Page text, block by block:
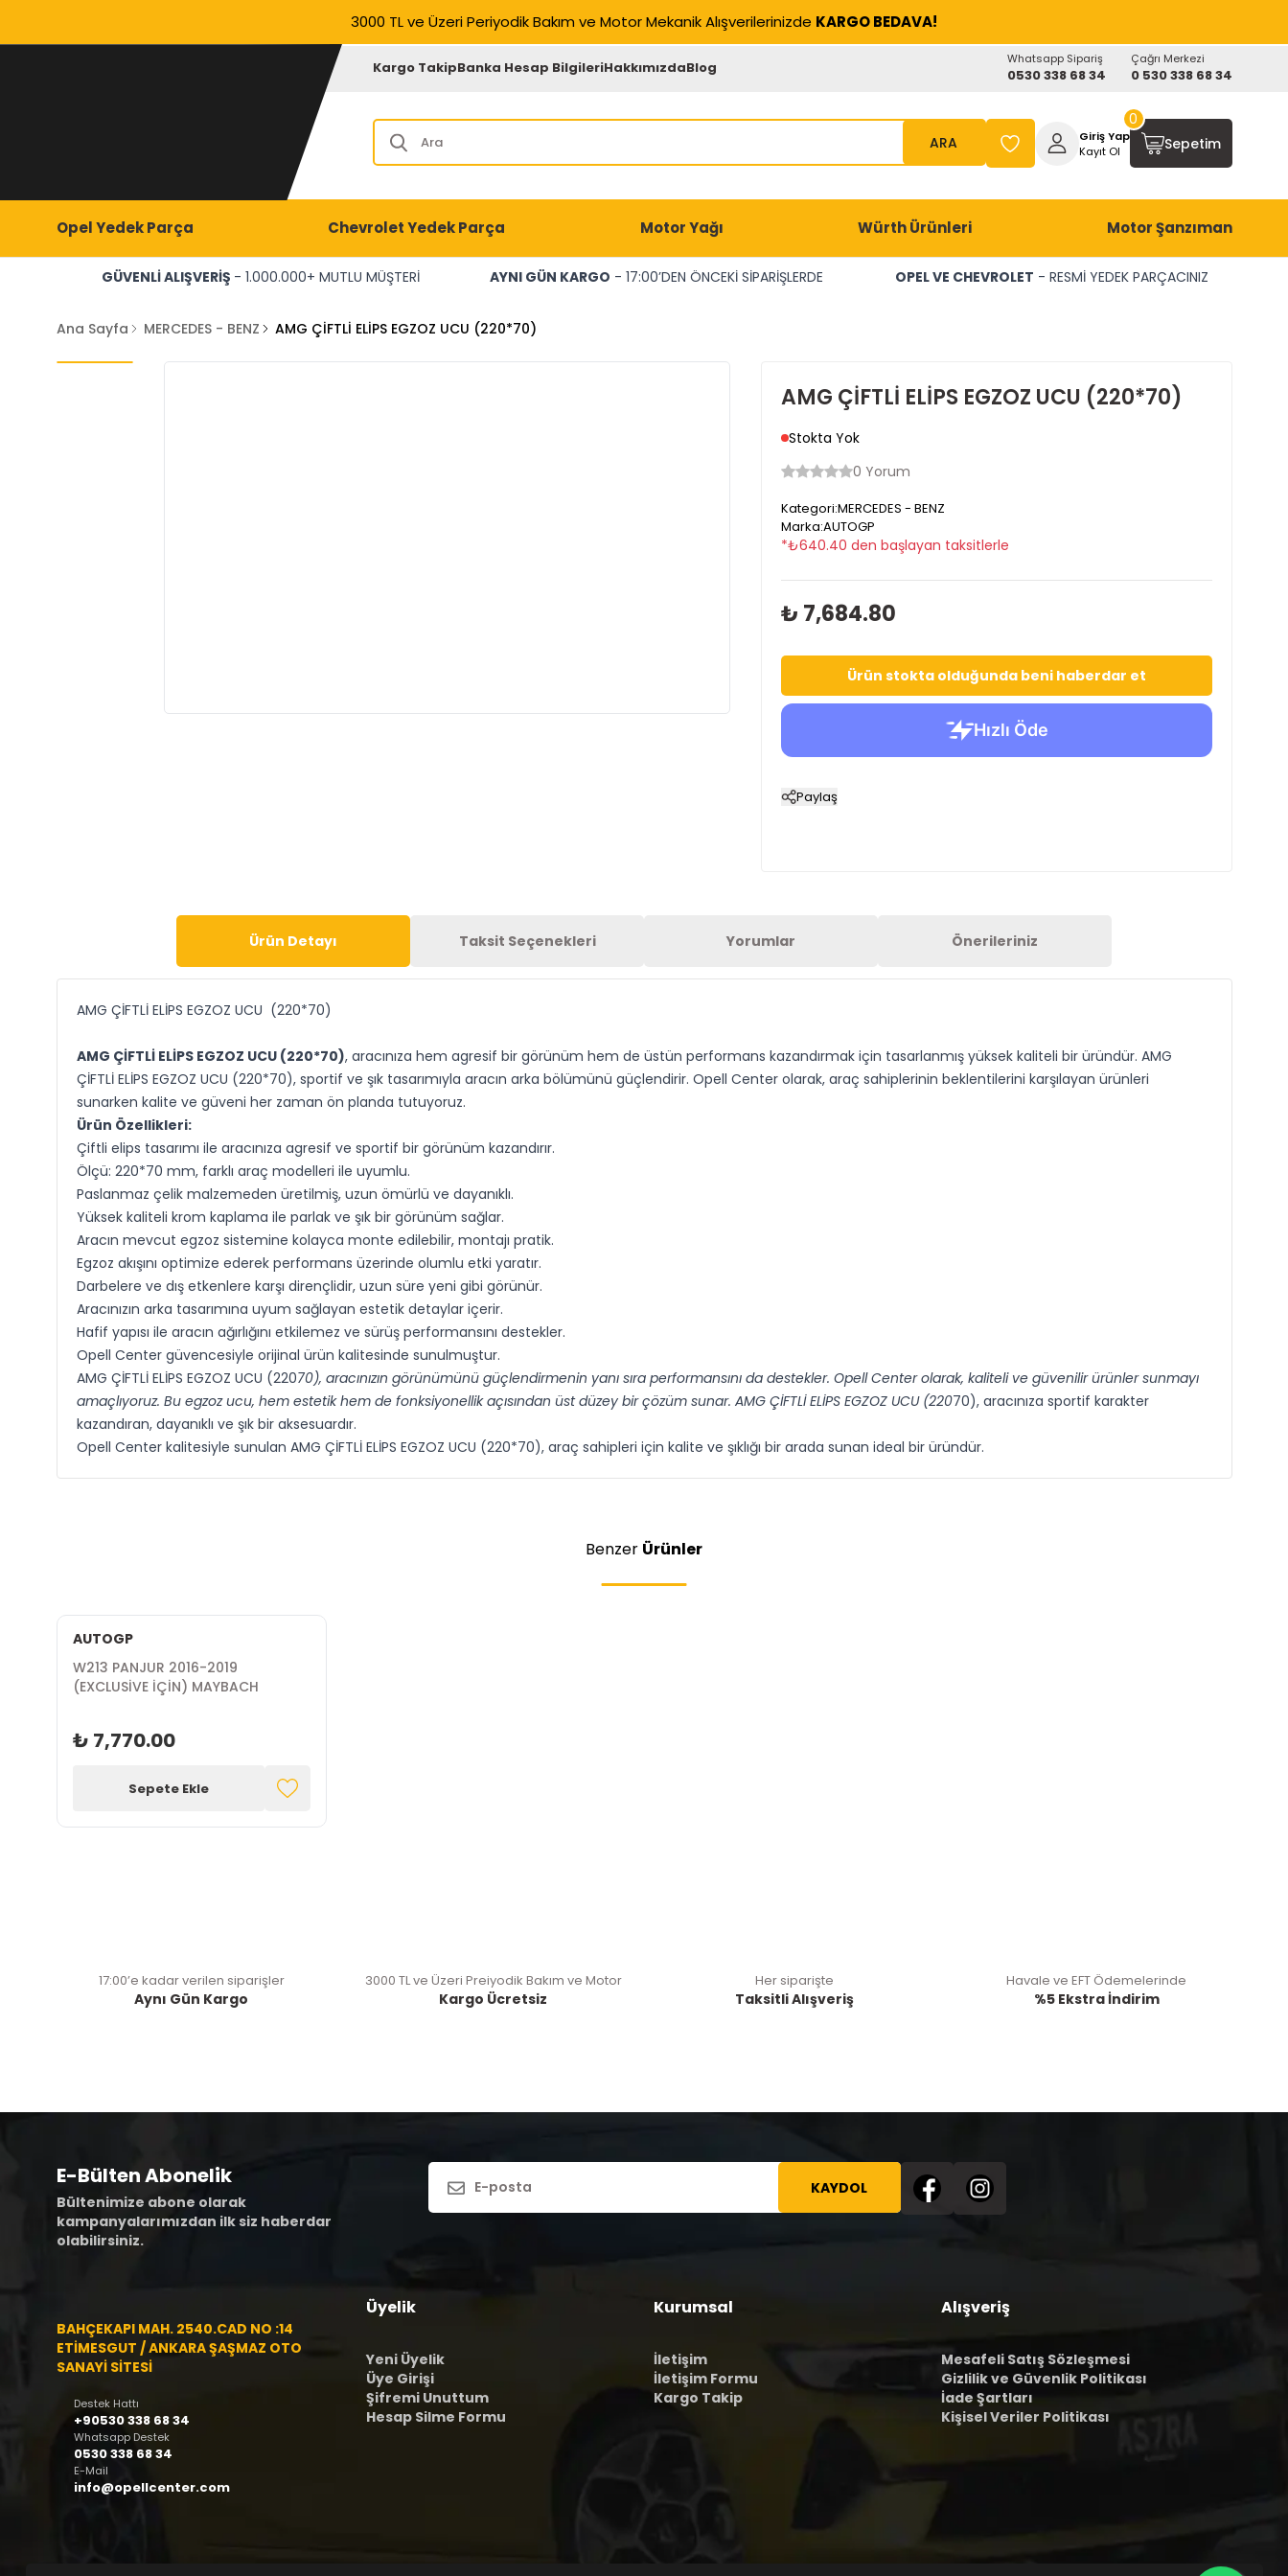
3000 TL ve Üzeri Periyodik Bakım ve Motor Mekanik Alışverilerinizde KARGO BEDAVA!
Kargo TakipBanka Hesap BilgileriHakkımızdaBlog Whatsapp Sipariş
0530 338 68 34
Çağrı Merkezi
0 530 338 68 34
ARA
Giriş Yap
Kayıt Ol
Sepetim
0
Opel Yedek Parça Chevrolet Yedek Parça Motor Yağı Würth Ürünleri Motor Şanzıman
GÜVENLİ ALIŞVERİŞ - 1.000.000+ MUTLU MÜŞTERİ AYNI GÜN KARGO - 17:00’DEN ÖNCEKİ SİPARİŞLERDE OPEL VE CHEVROLET - RESMİ YEDEK PARÇACINIZ
Ana Sayfa MERCEDES - BENZ AMG ÇİFTLİ ELİPS EGZOZ UCU (220*70)
AMG ÇİFTLİ ELİPS EGZOZ UCU (220*70)
Stokta Yok
0 Yorum
Kategori:MERCEDES - BENZ
Marka:AUTOGP
*₺640.40 den başlayan taksitlerle
₺ 7,684.80
Ürün stokta olduğunda beni haberdar et
Paylaş
Ürün Detayı Taksit Seçenekleri Yorumlar Önerileriniz
AMG ÇİFTLİ ELİPS EGZOZ UCU (220*70)
AMG ÇİFTLİ ELİPS EGZOZ UCU (220*70), aracınıza hem agresif bir görünüm hem de üstün performans kazandırmak için tasarlanmış yüksek kaliteli bir üründür. AMG
ÇİFTLİ ELİPS EGZOZ UCU (220*70), sportif ve şık tasarımıyla aracın arka bölümünü güçlendirir. Opell Center olarak, araç sahiplerinin beklentilerini karşılayan ürünleri
sunarken kalite ve güveni her zaman ön planda tutuyoruz.
Ürün Özellikleri:
Çiftli elips tasarımı ile aracınıza agresif ve sportif bir görünüm kazandırır.
Ölçü: 220*70 mm, farklı araç modelleri ile uyumlu.
Paslanmaz çelik malzemeden üretilmiş, uzun ömürlü ve dayanıklı.
Yüksek kaliteli krom kaplama ile parlak ve şık bir görünüm sağlar.
Aracın mevcut egzoz sistemine kolayca monte edilebilir, montajı pratik.
Egzoz akışını optimize ederek performans üzerinde olumlu etki yaratır.
Darbelere ve dış etkenlere karşı dirençlidir, uzun süre yeni gibi görünür.
Aracınızın arka tasarımına uyum sağlayan estetik detaylar içerir.
Hafif yapısı ile aracın ağırlığını etkilemez ve sürüş performansını destekler.
Opell Center güvencesiyle orijinal ürün kalitesinde sunulmuştur.
AMG ÇİFTLİ ELİPS EGZOZ UCU (22070), aracınızın görünümünü güçlendirmenin yanı sıra performansını da destekler. Opell Center olarak, kaliteli ve güvenilir ürünler sunmayı
amaçlıyoruz. Bu egzoz ucu, hem estetik hem de fonksiyonellik açısından üst düzey bir çözüm sunar. AMG ÇİFTLİ ELİPS EGZOZ UCU (22070), aracınıza sportif karakter
kazandıran, dayanıklı ve şık bir aksesuardır.
Opell Center kalitesiyle sunulan AMG ÇİFTLİ ELİPS EGZOZ UCU (220*70), araç sahipleri için kalite ve şıklığı bir arada sunan ideal bir üründür.
Benzer Ürünler
AUTOGP
W213 PANJUR 2016-2019
(EXCLUSİVE İÇİN) MAYBACH
₺ 7,770.00
Sepete Ekle
17:00’e kadar verilen siparişler
Aynı Gün Kargo
3000 TL ve Üzeri Preiyodik Bakım ve Motor
Kargo Ücretsiz
Her siparişte
Taksitli Alışveriş
Havale ve EFT Ödemelerinde
%5 Ekstra İndirim
E-Bülten Abonelik
Bültenimize abone olarak
kampanyalarımızdan ilk siz haberdar
olabilirsiniz.
KAYDOL
BAHÇEKAPI MAH. 2540.CAD NO :14
ETİMESGUT / ANKARA ŞAŞMAZ OTO
SANAYİ SİTESİ
Destek Hattı
+90530 338 68 34
Whatsapp Destek
0530 338 68 34
E-Mail
info@opellcenter.com
Üyelik
Yeni Üyelik
Üye Girişi
Şifremi Unuttum
Hesap Silme Formu
Kurumsal
İletişim
İletişim Formu
Kargo Takip
Alışveriş
Mesafeli Satış Sözleşmesi
Gizlilik ve Güvenlik Politikası
İade Şartları
Kişisel Veriler Politikası